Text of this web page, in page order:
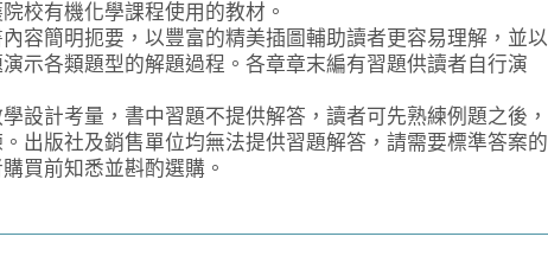
校有機化學課程使用的教材。
簡明扼要，以豐富的精美插圖輔助讀者更容易理解，並以
示各類題型的解題過程。各章章末編有習題供讀者自行演
計考量，書中習題不提供解答，讀者可先熟練例題之後，
。出版社及銷售單位均無法提供習題解答，請需要標準答案的
買前知悉並斟酌選購。